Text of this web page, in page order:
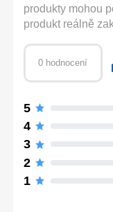
produkty mohou
produkt reálně
0 hodnocení
5
4
3
2
1